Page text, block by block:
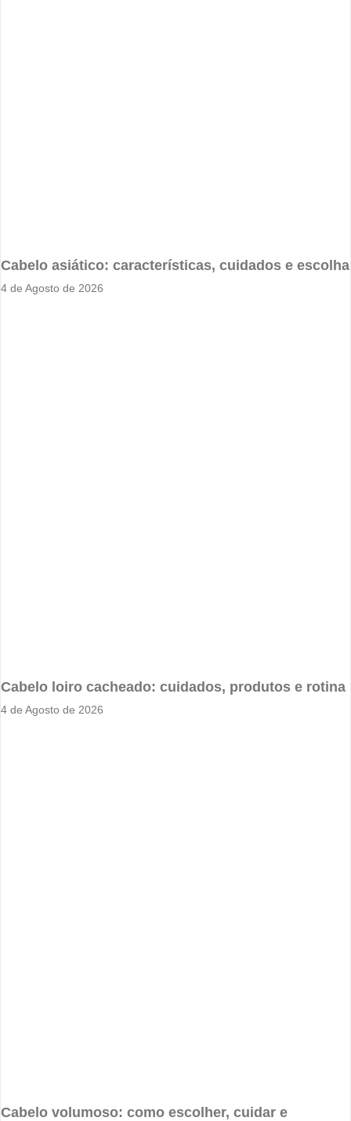
Cabelo asiático: características, cuidados e escolha
4 de Agosto de 2026
Cabelo loiro cacheado: cuidados, produtos e rotina
4 de Agosto de 2026
Cabelo volumoso: como escolher, cuidar e